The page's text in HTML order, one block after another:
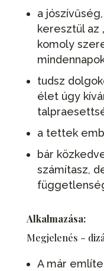
a
keresztül az
komoly
tudsz
élet úgy
a tettek
bár
számítasz,
Alkalmazása:
Megjelenés –
A már